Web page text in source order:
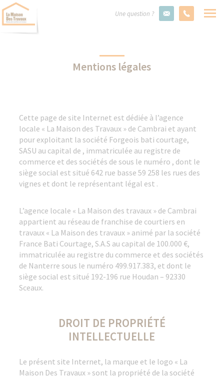
Une question ?
Mentions légales
Cette page de site Internet est dédiée à l’agence
locale « La Maison des Travaux » de Cambrai et ayant
pour exploitant la société Forgeois bati courtage,
SASU au capital de , immatriculée au registre de
commerce et des sociétés de sous le numéro , dont le
siège social est situé 642 rue basse 59 258 les rues des
vignes et dont le représentant légal est .
L’agence locale « La Maison des travaux » de Cambrai
appartient au réseau de franchise de courtiers en
travaux « La Maison des travaux » animé par la société
France Bati Courtage, S.A.S au capital de 100.000 €,
immatriculée au registre du commerce et des sociétés
de Nanterre sous le numéro 499.917.383, et dont le
siège social est situé 192-196 rue Houdan – 92330
Sceaux.
DROIT DE PROPRIÉTÉ
INTELLECTUELLE
Le présent site Internet, la marque et le logo « La
Maison Des Travaux » sont la propriété de la société